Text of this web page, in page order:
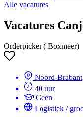
Alle vacatures
Vacatures
Orderpicker ( Boxmeer)
Noord-Brabant
40 uur
Geen
Logistiek /